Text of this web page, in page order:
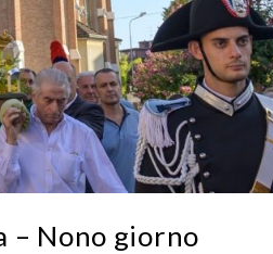
– Nono giorno